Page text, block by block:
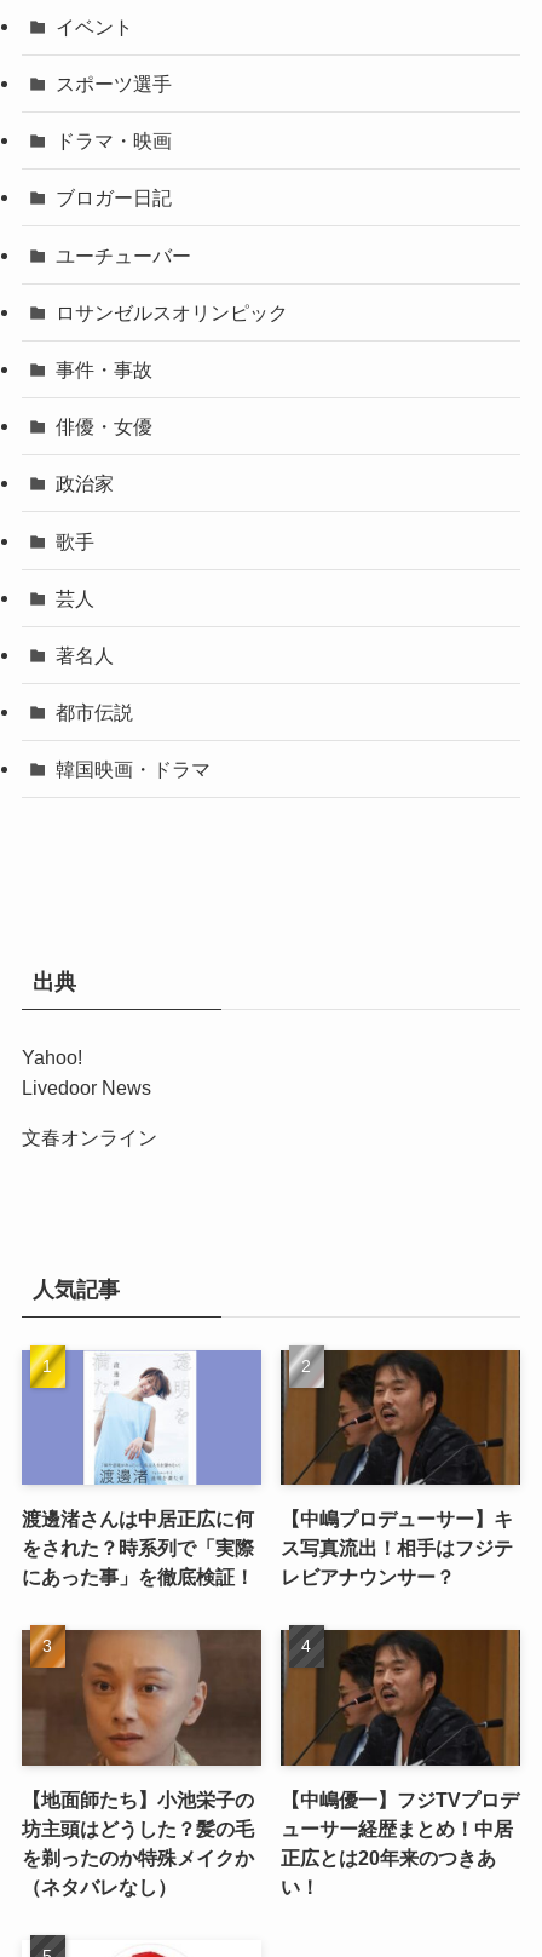
イベント
スポーツ選手
ドラマ・映画
ブロガー日記
ユーチューバー
ロサンゼルスオリンピック
事件・事故
俳優・女優
政治家
歌手
芸人
著名人
都市伝説
韓国映画・ドラマ
出典
Yahoo!
Livedoor News
文春オンライン
人気記事
渡邊渚さんは中居正広に何
をされた？時系列で「実際
にあった事」を徹底検証！
【中嶋プロデューサー】キ
ス写真流出！相手はフジテ
レビアナウンサー？
【地面師たち】小池栄子の
坊主頭はどうした？髪の毛
を剃ったのか特殊メイクか
（ネタバレなし）
【中嶋優一】フジTVプロデ
ューサー経歴まとめ！中居
正広とは20年来のつきあ
い！